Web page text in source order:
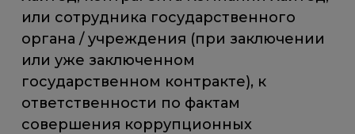
или сотрудника государственного
органа / учреждения (при заключении
или уже заключенном
государственном контракте), к
ответственности по фактам
совершения коррупционных